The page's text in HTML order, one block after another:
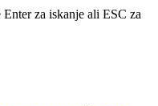
Enter za iskanje ali ESC za